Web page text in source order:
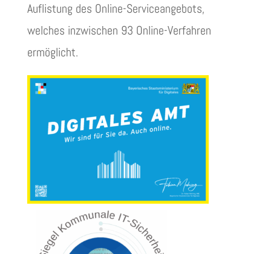
Auflistung des Online-Serviceangebots,
welches inzwischen 93 Online-Verfahren
ermöglicht.